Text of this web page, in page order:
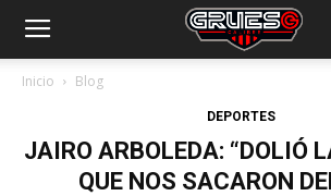
Inicio Blog
DEPORTES
JAIRO ARBOLEDA: “DOLIÓ
QUE NOS SACARON